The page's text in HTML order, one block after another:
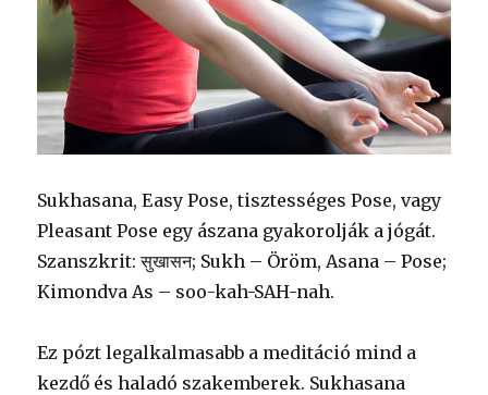
Sukhasana, Easy Pose, tisztességes Pose, vagy
Pleasant Pose egy ászana gyakorolják a jógát.
Szanszkrit: सुखासन; Sukh – Öröm, Asana – Pose;
Kimondva As – soo-kah-SAH-nah.
Ez pózt legalkalmasabb a meditáció mind a
kezdő és haladó szakemberek. Sukhasana